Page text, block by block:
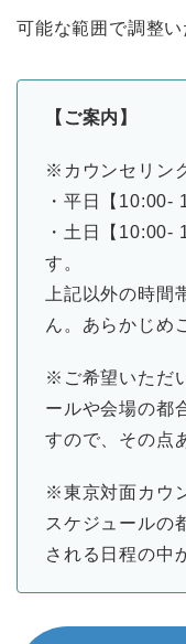
可能な範囲で調整い
【ご案内】
※カウンセリン
・平日【10:00-
・土日【10:00-
す。
上記以外の時間
ん。あらかじめ
※ご希望いただ
ールや会場の都
すので、その点
※東京対面カウ
スケジュールの
される日程の中